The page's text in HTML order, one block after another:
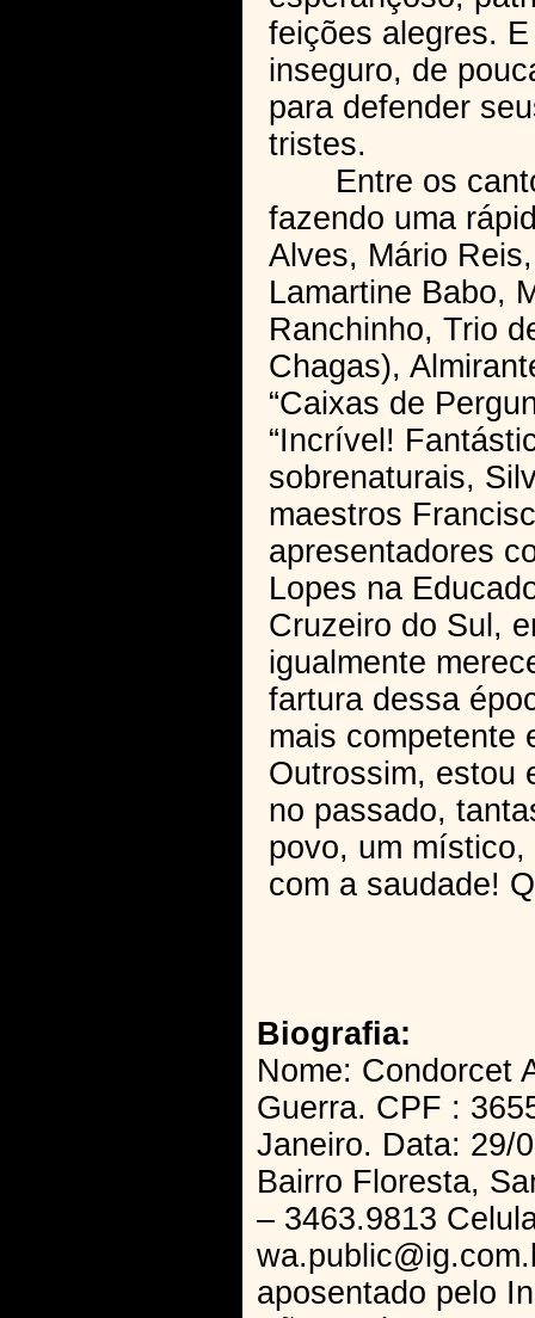
feições alegres.
inseguro, de
para defender
tristes.
Entre os
fazendo uma
Alves, Mário
Lamartine Babo,
Ranchinho, Trio
Chagas),
“Caixas de
“Incrível!
sobrenaturais,
maestros
apresentadores
Lopes na
Cruzeiro do Sul,
igualmente
fartura dessa
mais competente
Outrossim, estou
no passado,
povo, um
com a saudade!
Biografia:
Nome: Condorcet
Guerra. CPF :
Janeiro. Data: 29/
Bairro Floresta,
– 3463.9813
aposentado pelo